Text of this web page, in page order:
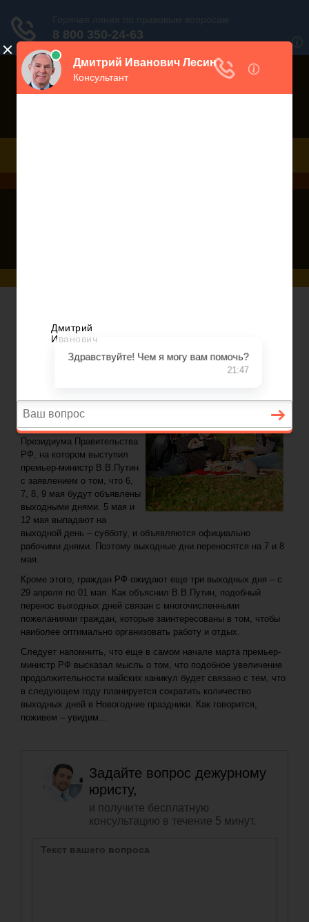
Сколько уже можно отдыхать в мае?
продолжительные майские
каникулы. 15 марта 2012г.
было проведено заседание
Президиума Правительства
РФ, на котором выступил
премьер-министр В.В.Путин
с заявлением о том, что 6,
7, 8, 9 мая будут объявлены
выходными днями. 5 мая и
12 мая выпадают на
выходной день – субботу, и объявляются официально
рабочими днями. Поэтому выходные дни переносятся на 7 и 8
мая.
Кроме этого, граждан РФ ожидают еще три выходных дня – с
29 апреля по 01 мая. Как объяснил В.В.Путин, подобный
перенос выходных дней связан с многочисленными
пожеланиями граждан, которые заинтересованы в том, чтобы
наиболее оптимально организовать работу и отдых.
Следует напомнить, что еще в самом начале марта премьер-
министр РФ высказал мысль о том, что подобное увеличение
продолжительности майских каникул будет связано с тем, что
в следующем году планируется сократить количество
выходных дней в Новогодние праздники. Как говорится,
поживем – увидим…
Задайте вопрос дежурному
юристу,
и получите бесплатную
консультацию в течение 5 минут.